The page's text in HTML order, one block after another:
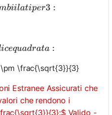
Dividi entrambi i lati per 3 :
latiper3 :
Prendi la radice quadrata:
icequadrata :
\frac{\sqrt{3}}{3}
Estranee Assicurati che
che rendono i
Valido -